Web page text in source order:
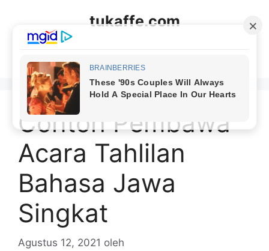
tukaffe.com
Contoh Pembawa
Acara Tahlilan
Bahasa Jawa
Singkat
Agustus 12, 2021 oleh